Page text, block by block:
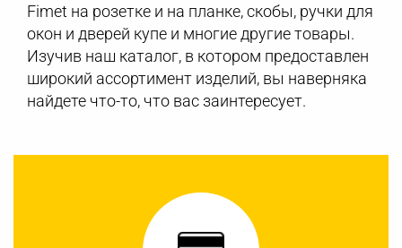
Fimet на розетке и на планке, скобы, ручки для
окон и дверей купе и многие другие товары.
Изучив наш каталог, в котором предоставлен
широкий ассортимент изделий, вы наверняка
найдете что-то, что вас заинтересует.